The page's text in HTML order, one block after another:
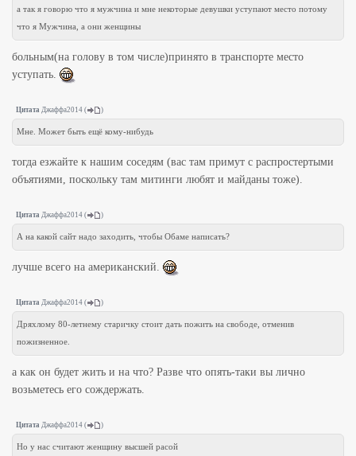
а так я говорю что я мужчина и мне некоторые девушки уступают место потому
что я Мужчина, а они женщины
больным(на голову в том числе)принято в транспорте место
уступать.
Цитата Джаффа2014 ( )
Мне. Может быть ещё кому-нибудь
тогда езжайте к нашим соседям (вас там примут с распростертыми
объятиями, поскольку там митинги любят и майданы тоже).
Цитата Джаффа2014 ( )
А на какой сайт надо заходить, чтобы Обаме написать?
лучше всего на американский.
Цитата Джаффа2014 ( )
Дряхлому 80-летнему старичку стоит дать пожить на свободе, отменив
пожизненное.
а как он будет жить и на что? Разве что опять-таки вы лично
возьметесь его сождержать.
Цитата Джаффа2014 ( )
Но у нас считают женщину высшей расой